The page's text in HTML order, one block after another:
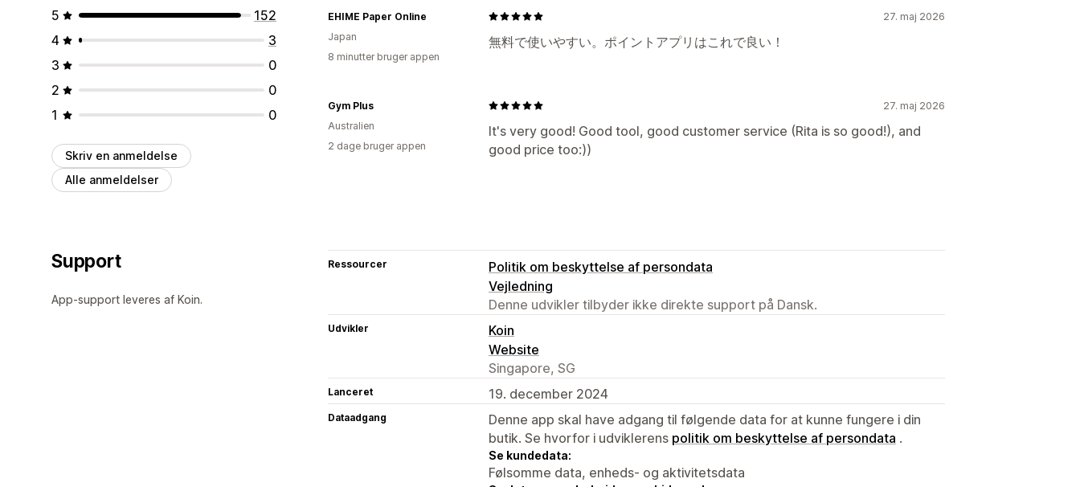
5
152
4
3
3
0
2
0
1
0
Skriv en anmeldelse
Alle anmeldelser
27. maj 2026
無料で使いやすい。ポイントアプリはこれで良い！
EHIME Paper Online
Japan
8 minutter bruger appen
27. maj 2026
It's very good! Good tool, good customer service (Rita is so good!), and
good price too:))
Gym Plus
Australien
2 dage bruger appen
Support
App-support leveres af Koin.
Ressourcer
Politik om beskyttelse af persondata
Vejledning
Denne udvikler tilbyder ikke direkte support på Dansk.
Udvikler
Koin
Website
Singapore, SG
Lanceret 19. december 2024
Dataadgang
Denne app skal have adgang til følgende data for at kunne fungere i din
butik. Se hvorfor i udviklerens politik om beskyttelse af persondata .
Se kundedata:
Følsomme data, enheds- og aktivitetsdata